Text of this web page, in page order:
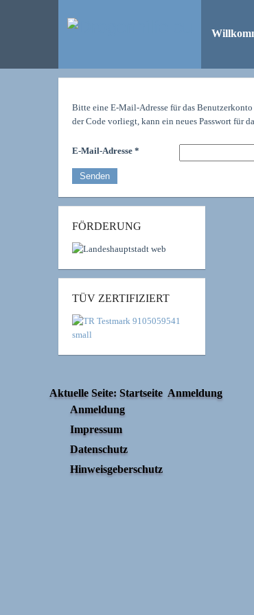
Bitte eine E-Mail-Adresse für das
der Code vorliegt, kann ein neues Passwort für
E-Mail-Adresse*
Senden
FÖRDERUNG
TÜV ZERTIFIZIERT
Aktuelle Seite: Startseite Anmeldung
Anmeldung
Impressum
Datenschutz
Hinweisgeberschutz